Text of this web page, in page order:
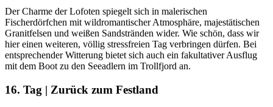
Der Charme der Lofoten spiegelt sich in malerischen
Fischerdörfchen mit wildromantischer Atmosphäre, majestätischen
Granitfelsen und weißen Sandstränden wider. Wie schön, dass wir
hier einen weiteren, völlig stressfreien Tag verbringen dürfen. Bei
entsprechender Witterung bietet sich auch ein fakultativer Ausflug
mit dem Boot zu den Seeadlern im Trollfjord an.
16. Tag | Zurück zum Festland